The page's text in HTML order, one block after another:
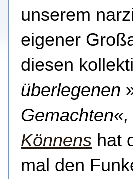
unserem
eigener
diesen
überlegenen
Gemachten«,
Könnens hat
mal den